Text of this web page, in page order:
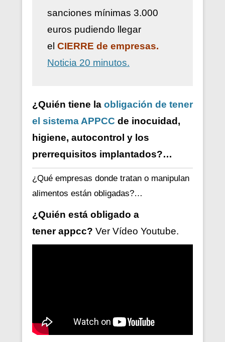
sanciones mínimas 3.000
euros pudiendo llegar
el CIERRE de empresas.
Noticia 20 minutos.
¿Quién tiene la obligación de tener
el sistema APPCC de inocuidad,
higiene, autocontrol y los
prerrequisitos implantados?…
¿Qué empresas donde tratan o manipulan
alimentos están obligadas?…
¿Quién está obligado a
tenerappcc? Ver Vídeo Youtube.